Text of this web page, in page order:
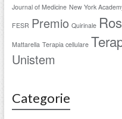
Journal of Medicine New York
FESR Premio Quirinale
Mattarella Terapia cellulare
Unistem
Categorie